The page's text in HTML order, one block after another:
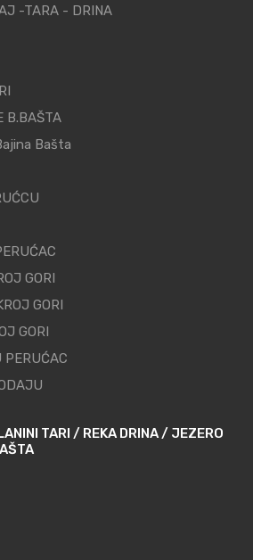
-TARA - DRINA
B.BAŠTA
Bašta
GORI
GORI
GORI
TARI / REKA DRINA / JEZERO